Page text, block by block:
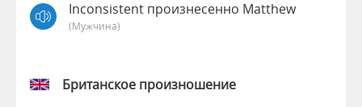
Inconsistent произнесенно Matthew
(мужчина)
Британское произношение